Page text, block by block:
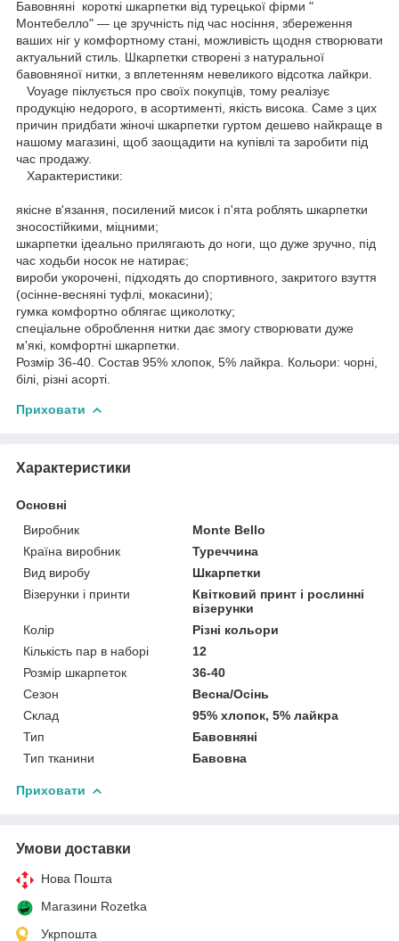
Бавовняні короткі шкарпетки від турецької фірми "
Монтебелло" — це зручність під час носіння, збереження
ваших ніг у комфортному стані, можливість щодня створювати
актуальний стиль. Шкарпетки створені з натуральної
бавовняної нитки, з вплетенням невеликого відсотка лайкри.
Voyage піклується про своїх покупців, тому реалізує
продукцію недорого, в асортименті, якість висока. Саме з цих
причин придбати жіночі шкарпетки гуртом дешево найкраще в
нашому магазині, щоб заощадити на купівлі та заробити під
час продажу.
Характеристики:
якісне в'язання, посилений мисок і п'ята роблять шкарпетки
зносостійкими, міцними;
шкарпетки ідеально прилягають до ноги, що дуже зручно, під
час ходьби носок не натирає;
вироби укорочені, підходять до спортивного, закритого взуття
(осінне-весняні туфлі, мокасини);
гумка комфортно облягає щиколотку;
спеціальне оброблення нитки дає змогу створювати дуже
м'які, комфортні шкарпетки.
Розмір 36-40. Состав 95% хлопок, 5% лайкра. Кольори: чорні,
білі, різні асорті.
Приховати
Характеристики
Основні
Виробник
Monte Bello
Країна виробник
Туреччина
Вид виробу
Шкарпетки
Візерунки і принти
Квітковий принт і рослинні
візерунки
Колір
Різні кольори
Кількість пар в наборі
12
Розмір шкарпеток
36-40
Сезон
Весна/Осінь
Склад
95% хлопок, 5% лайкра
Тип
Бавовняні
Тип тканини
Бавовна
Приховати
Умови доставки
Нова Пошта
Магазини Rozetka
Укрпошта